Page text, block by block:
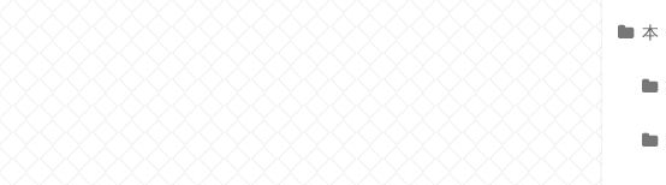
本